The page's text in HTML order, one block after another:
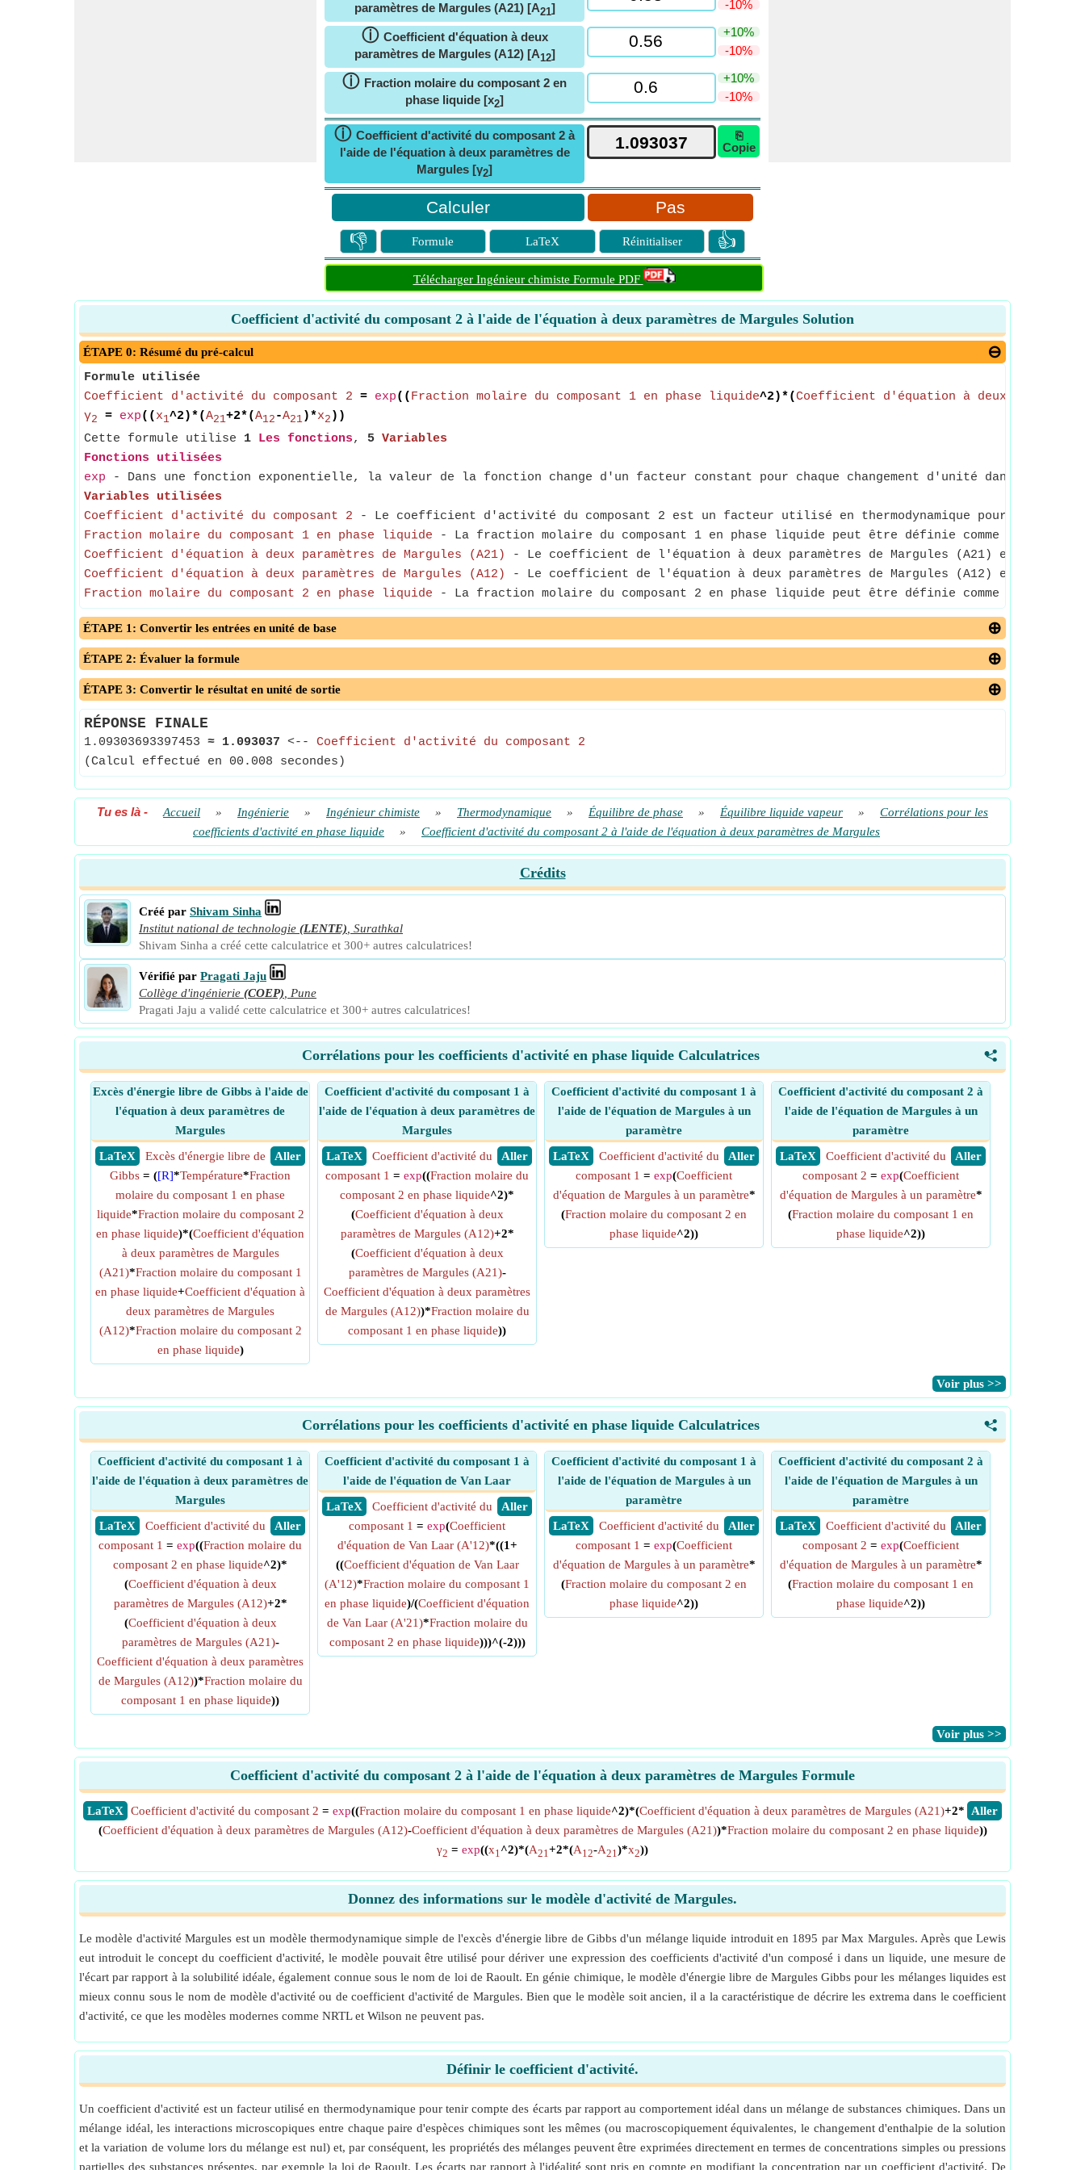
paramètres de Margules (A21) [A21]
-10%
ⓘ Coefficient d'équation à deux
paramètres de Margules (A12) [A12]
+10%
-10%
ⓘ Fraction molaire du composant 2 en
phase liquide [x2]
+10%
-10%
ⓘ Coefficient d'activité du composant 2 à
l'aide de l'équation à deux paramètres de
Margules [γ2]
⎘
Copie
Pas
👎 Formule LaTeX Réinitialiser 👍
Télécharger Ingénieur chimiste Formule PDF
Coefficient d'activité du composant 2 à l'aide de l'équation à deux paramètres de Margules Solution
ÉTAPE 0: Résumé du pré-calcul
Formule utilisée
Coefficient d'activité du composant 2 = exp(( Fraction molaire du composant 1 en phase liquide^2)*(Coefficient d'équation à deux
γ2 = exp(( x1^2)*(A21+2*(A12 -A21 )*x2 ))
Cette formule utilise 1 Les fonctions, 5 Variables
Fonctions utilisées
exp - Dans une fonction exponentielle, la valeur de la fonction change d'un facteur constant pour chaque changement d'unité dans la
Variables utilisées
Coefficient d'activité du composant 2 - Le coefficient d'activité du composant 2 est un facteur utilisé en thermodynamique pour tenir
Fraction molaire du composant 1 en phase liquide - La fraction molaire du composant 1 en phase liquide peut être définie comme le rapport
Coefficient d'équation à deux paramètres de Margules (A21)
- Le coefficient de l'équation à deux paramètres de Margules (A21) est le
Coefficient d'équation à deux paramètres de Margules (A12)
- Le coefficient de l'équation à deux paramètres de Margules (A12) est le
Fraction molaire du composant 2 en phase liquide - La fraction molaire du composant 2 en phase liquide peut être définie comme le rapport
ÉTAPE 1: Convertir les entrées en unité de base
ÉTAPE 2: Évaluer la formule
ÉTAPE 3: Convertir le résultat en unité de sortie
RÉPONSE FINALE
1.09303693397453 ≈ 1.093037 <-- Coefficient d'activité du composant 2
(Calcul effectué en 00.008 secondes)
Tu es là - Accueil » Ingénierie » Ingénieur chimiste » Thermodynamique » Équilibre de phase » Équilibre liquide vapeur »
Corrélations pour les
coefficients d'activité en phase liquide
» Coefficient d'activité du composant 2 à l'aide de l'équation à deux paramètres de Margules
Crédits
Créé par Shivam Sinha
Institut national de technologie (LENTE) Surathkal
Shivam Sinha a créé cette calculatrice et 300+ autres calculatrices!
Vérifié par Pragati Jaju
Collège d'ingénierie (COEP)
Pune
Pragati Jaju a validé cette calculatrice et 300+ autres calculatrices!
<
Corrélations pour les coefficients d'activité en phase liquide Calculatrices
Excès d'énergie libre de Gibbs à l'aide de
l'équation à deux paramètres de
Margules
​ LaTeX
​ Aller
Excès d'énergie libre de
Gibbs = ([R]*Température*Fraction
molaire du composant 1 en phase
liquide*Fraction molaire du composant 2
en phase liquide)*(Coefficient d'équation
à deux paramètres de Margules
(A21)*Fraction molaire du composant 1
en phase liquide+Coefficient d'équation à
deux paramètres de Margules
(A12)*Fraction molaire du composant 2
en phase liquide)
Coefficient d'activité du composant 1 à
l'aide de l'équation à deux paramètres de
Margules
​ LaTeX
​ Aller
Coefficient d'activité du
composant 1 = exp((Fraction molaire du
composant 2 en phase liquide^2)*
(Coefficient d'équation à deux
paramètres de Margules (A12)+2*
(Coefficient d'équation à deux
paramètres de Margules (A21)-
Coefficient d'équation à deux paramètres
de Margules (A12))*Fraction molaire du
composant 1 en phase liquide))
Coefficient d'activité du composant 1 à
l'aide de l'équation de Margules à un
paramètre
​ LaTeX
​ Aller
Coefficient d'activité du
composant 1 = exp(Coefficient
d'équation de Margules à un paramètre*
(Fraction molaire du composant 2 en
phase liquide^2))
Coefficient d'activité du composant 2 à
l'aide de l'équation de Margules à un
paramètre
​ LaTeX
​ Aller
Coefficient d'activité du
composant 2 = exp(Coefficient
d'équation de Margules à un paramètre*
(Fraction molaire du composant 1 en
phase liquide^2))
​Voir plus >>
<
Corrélations pour les coefficients d'activité en phase liquide Calculatrices
Coefficient d'activité du composant 1 à
l'aide de l'équation à deux paramètres de
Margules
​ LaTeX
​ Aller
Coefficient d'activité du
composant 1 = exp((Fraction molaire du
composant 2 en phase liquide^2)*
(Coefficient d'équation à deux
paramètres de Margules (A12)+2*
(Coefficient d'équation à deux
paramètres de Margules (A21)-
Coefficient d'équation à deux paramètres
de Margules (A12))*Fraction molaire du
composant 1 en phase liquide))
Coefficient d'activité du composant 1 à
l'aide de l'équation de Van Laar
​ LaTeX
​ Aller
Coefficient d'activité du
composant 1 = exp(Coefficient
d'équation de Van Laar (A'12)*((1+
((Coefficient d'équation de Van Laar
(A'12)*Fraction molaire du composant 1
en phase liquide)/(Coefficient d'équation
de Van Laar (A'21)*Fraction molaire du
composant 2 en phase liquide)))^(-2)))
Coefficient d'activité du composant 1 à
l'aide de l'équation de Margules à un
paramètre
​ LaTeX
​ Aller
Coefficient d'activité du
composant 1 = exp(Coefficient
d'équation de Margules à un paramètre*
(Fraction molaire du composant 2 en
phase liquide^2))
Coefficient d'activité du composant 2 à
l'aide de l'équation de Margules à un
paramètre
​ LaTeX
​ Aller
Coefficient d'activité du
composant 2 = exp(Coefficient
d'équation de Margules à un paramètre*
(Fraction molaire du composant 1 en
phase liquide^2))
​Voir plus >>
Coefficient d'activité du composant 2 à l'aide de l'équation à deux paramètres de Margules Formule
​LaTeX ​Aller
Coefficient d'activité du composant 2 = exp((Fraction molaire du composant 1 en phase liquide^2)*(Coefficient d'équation à deux paramètres de Margules (A21)+2*
(Coefficient d'équation à deux paramètres de Margules (A12)-Coefficient d'équation à deux paramètres de Margules (A21))*Fraction molaire du composant 2 en phase liquide))
γ2 = exp((x1^2)*(A21+2*(A12-A21)*x2))
Donnez des informations sur le modèle d'activité de Margules.
Le modèle d'activité Margules est un modèle thermodynamique simple de l'excès d'énergie libre de Gibbs d'un mélange liquide introduit en 1895 par Max Margules. Après que Lewis
eut introduit le concept du coefficient d'activité, le modèle pouvait être utilisé pour dériver une expression des coefficients d'activité d'un composé i dans un liquide, une mesure de
l'écart par rapport à la solubilité idéale, également connue sous le nom de loi de Raoult. En génie chimique, le modèle d'énergie libre de Margules Gibbs pour les mélanges liquides est
mieux connu sous le nom de modèle d'activité ou de coefficient d'activité de Margules. Bien que le modèle soit ancien, il a la caractéristique de décrire les extrema dans le coefficient
d'activité, ce que les modèles modernes comme NRTL et Wilson ne peuvent pas.
Définir le coefficient d'activité.
Un coefficient d'activité est un facteur utilisé en thermodynamique pour tenir compte des écarts par rapport au comportement idéal dans un mélange de substances chimiques. Dans un
mélange idéal, les interactions microscopiques entre chaque paire d'espèces chimiques sont les mêmes (ou macroscopiquement équivalentes, le changement d'enthalpie de la solution
et la variation de volume lors du mélange est nul) et, par conséquent, les propriétés des mélanges peuvent être exprimées directement en termes de concentrations simples ou pressions
partielles des substances présentes, par exemple la loi de Raoult. Les écarts par rapport à l'idéalité sont pris en compte en modifiant la concentration par un coefficient d'activité. De